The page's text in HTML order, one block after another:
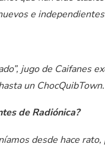
e
jugo de Caifanes
un ChocQuibTown.
de Radiónica?
desde hace